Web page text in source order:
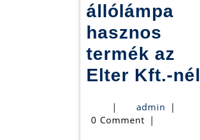
állólámpa
hasznos
termék az
Elter Kft.-nél
| admin admin
|
0 Comment |